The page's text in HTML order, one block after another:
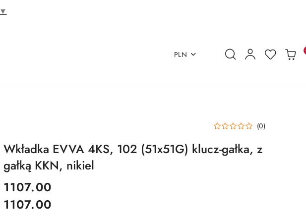
▼
PLN
(0)
Wkładka EVVA 4KS, 102 (51x51G) klucz-gałka, z
gałką KKN, nikiel
cena:
1107.00
Cena:
1107.00